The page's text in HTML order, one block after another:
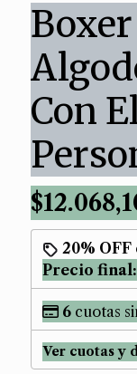
Con
20% OFF
Precio final:
6cuotas
Ver cuotas y